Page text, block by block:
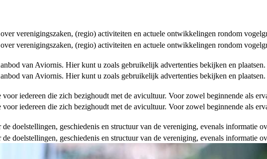
verenigingszaken, (regio) activiteiten en actuele ontwikkelingen rondom
verenigingszaken, (regio) activiteiten en actuele ontwikkelingen rondom
van Aviornis. Hier kunt u zoals gebruikelijk advertenties bekijken en plaatsen.
van Aviornis. Hier kunt u zoals gebruikelijk advertenties bekijken en plaatsen.
iedereen die zich bezighoudt met de avicultuur. Voor zowel beginnende als
iedereen die zich bezighoudt met de avicultuur. Voor zowel beginnende als
doelstellingen, geschiedenis en structuur van de vereniging, evenals informatie
doelstellingen, geschiedenis en structuur van de vereniging, evenals informatie